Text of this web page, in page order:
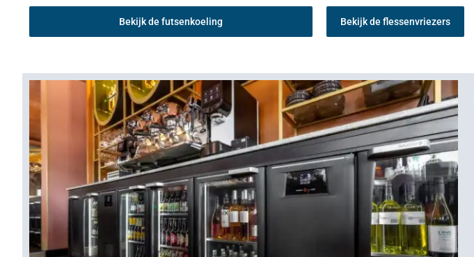
Bekijk de futsenkoeling Bekijk de flessenvriezers